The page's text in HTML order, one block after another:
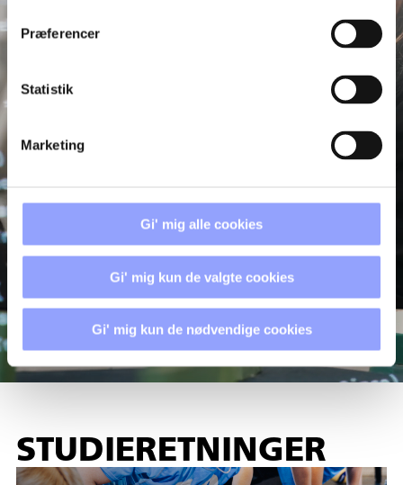
Præferencer
Statistik
Marketing
Gi' mig alle cookies
Gi' mig kun de valgte cookies
Gi' mig kun de nødvendige cookies
STUDIERETNINGER